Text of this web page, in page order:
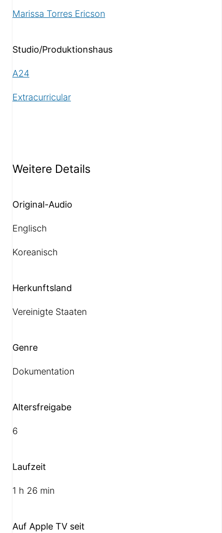
Marissa Torres Ericson
Studio/Produktionshaus
A24
Extracurricular
Weitere Details
Original-Audio
Englisch
Koreanisch
Herkunftsland
Vereinigte Staaten
Genre
Dokumentation
Altersfreigabe
6
Laufzeit
1 h 26 min
Auf Apple TV seit